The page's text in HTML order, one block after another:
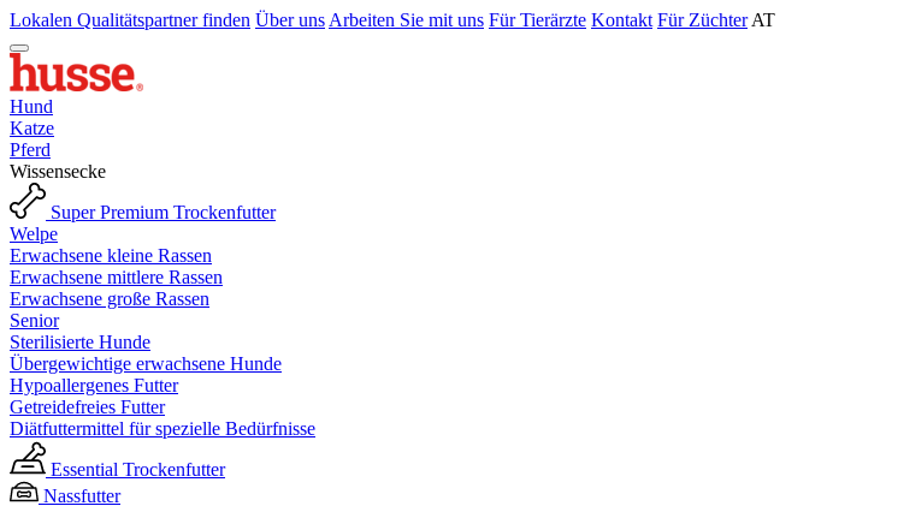
Lokalen Qualitätspartner finden Über uns Arbeiten Sie mit uns Für Tierärzte Kontakt Für Züchter AT
Hund
Katze
Pferd
Wissensecke
Super Premium Trockenfutter
Welpe
Erwachsene kleine Rassen
Erwachsene mittlere Rassen
Erwachsene große Rassen
Senior
Sterilisierte Hunde
Übergewichtige erwachsene Hunde
Hypoallergenes Futter
Getreidefreies Futter
Diätfuttermittel für spezielle Bedürfnisse
Essential Trockenfutter
Nassfutter